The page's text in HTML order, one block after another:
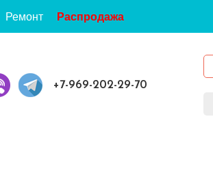
Ремонт Распродажа
+7-969-202-29-70